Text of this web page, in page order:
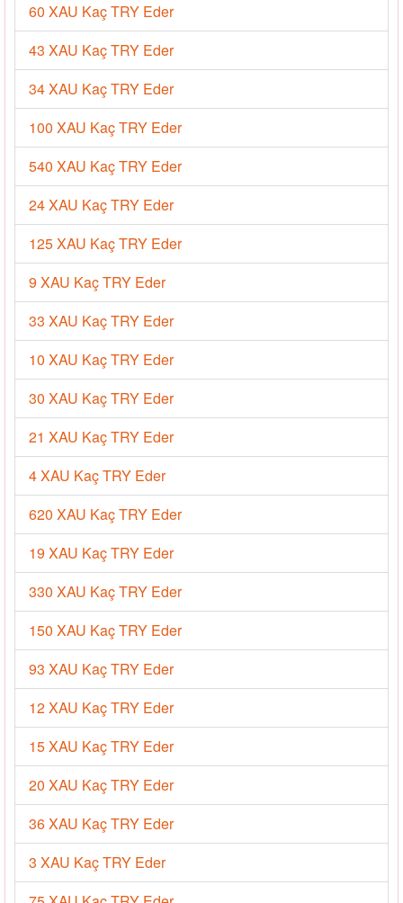
60 XAU Kaç TRY Eder
43 XAU Kaç TRY Eder
34 XAU Kaç TRY Eder
100 XAU Kaç TRY Eder
540 XAU Kaç TRY Eder
24 XAU Kaç TRY Eder
125 XAU Kaç TRY Eder
9 XAU Kaç TRY Eder
33 XAU Kaç TRY Eder
10 XAU Kaç TRY Eder
30 XAU Kaç TRY Eder
21 XAU Kaç TRY Eder
4 XAU Kaç TRY Eder
620 XAU Kaç TRY Eder
19 XAU Kaç TRY Eder
330 XAU Kaç TRY Eder
150 XAU Kaç TRY Eder
93 XAU Kaç TRY Eder
12 XAU Kaç TRY Eder
15 XAU Kaç TRY Eder
20 XAU Kaç TRY Eder
36 XAU Kaç TRY Eder
3 XAU Kaç TRY Eder